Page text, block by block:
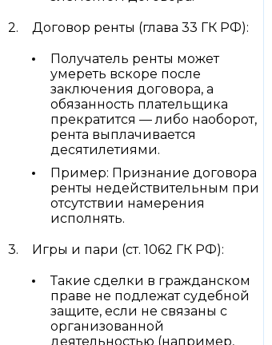
Договор ренты (глава 33 ГК РФ):
Получатель ренты может
умереть вскоре после
заключения договора, а
обязанность плательщика
прекратится — либо наоборот,
рента выплачивается
десятилетиями.
Пример: Признание договора
ренты недействительным при
отсутствии намерения
исполнять.
Игры и пари (ст. 1062 ГК РФ):
Такие сделки в гражданском
праве не подлежат судебной
защите, если не связаны с
организованной
деятельностью (например,